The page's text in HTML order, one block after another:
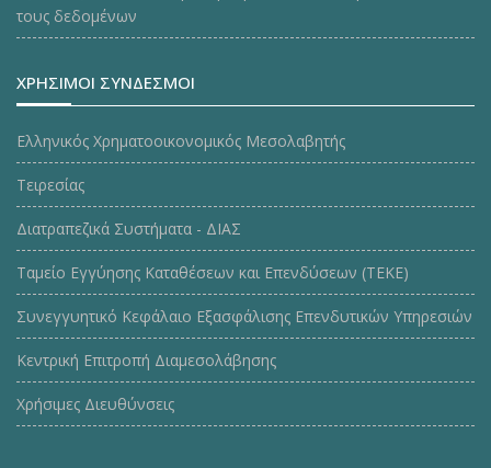
τους δεδομένων
ΧΡΗΣΙΜΟΙ ΣΥΝΔΕΣΜΟΙ
Ελληνικός Χρηματοοικονομικός Μεσολαβητής
Τειρεσίας
Διατραπεζικά Συστήματα - ΔΙΑΣ
Ταμείο Εγγύησης Καταθέσεων και Επενδύσεων (ΤΕΚE)
Συνεγγυητικό Κεφάλαιο Εξασφάλισης Επενδυτικών Υπηρεσιών
Κεντρική Επιτροπή Διαμεσολάβησης
Χρήσιμες Διευθύνσεις